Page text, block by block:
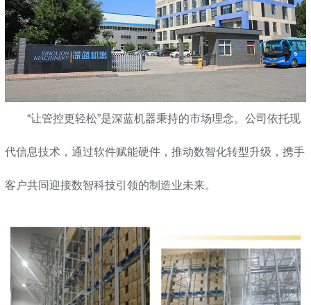
“让管控更轻松”是深蓝机器秉持的市场理念。公司依托现
代信息技术，通过软件赋能硬件，推动数智化转型升级，携手
客户共同迎接数智科技引领的制造业未来。